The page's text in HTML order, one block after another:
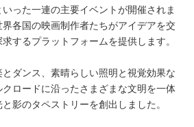
った一連の主要イベントが開催されま
各国の映画制作者たちがアイデアを交
するプラットフォームを提供します。
ダンス、素晴らしい照明と視覚効果な
ロードに沿ったさまざまな文明を一体
影のタペストリーを創出しました。